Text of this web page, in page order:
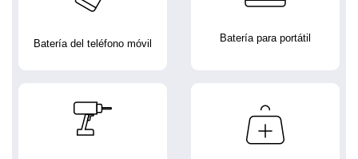
Batería del teléfono móvil Batería para portátil